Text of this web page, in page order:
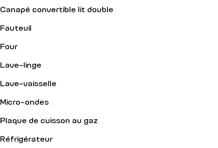
Canapé convertible lit double
Fauteuil
Four
Lave-linge
Lave-vaisselle
Micro-ondes
Plaque de cuisson au gaz
Réfrigérateur